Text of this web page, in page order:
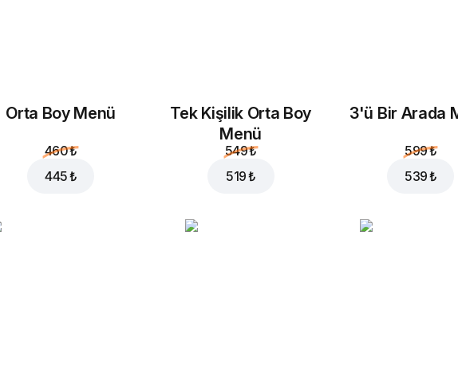
Orta Boy Menü
460 ₺
445 ₺
Tek Kişilik Orta Boy
Menü
549 ₺
519 ₺
3'ü Bir Arada
599 ₺
539 ₺